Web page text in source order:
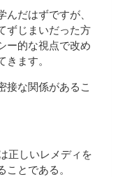
だはずですが、
ずじまいだった方
ー的な視点で改め
ます。
接な関係があるこ
正しいレメディを
とである。